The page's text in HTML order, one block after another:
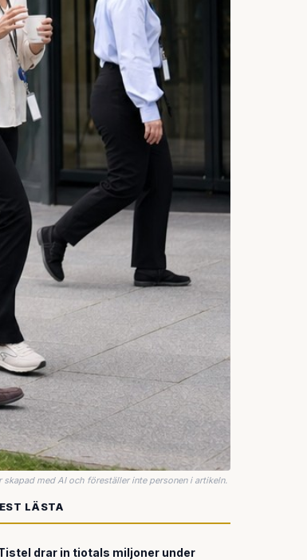
skapad med AI och föreställer inte personen i artikeln.
LÄSTA
drar in tiotals miljoner under